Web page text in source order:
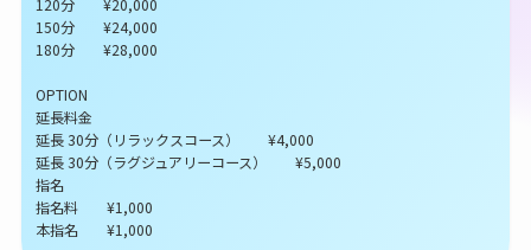
150分 ¥24,000
180分 ¥28,000
OPTION
延長料金
延長 30分（リラックスコース） ¥4,000
延長 30分（ラグジュアリーコース） ¥5,000
指名
指名料 ¥1,000
本指名 ¥1,000